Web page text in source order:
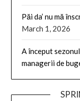
Păi da’ nu mă
March 1, 2026
A început
managerii de